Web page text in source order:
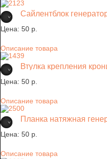
Сайлентблок
Цена: 50 p.
Описание товара
Втулка крепления
Цена: 50 p.
Описание товара
Планка натяжная
Цена: 50 p.
Описание товара